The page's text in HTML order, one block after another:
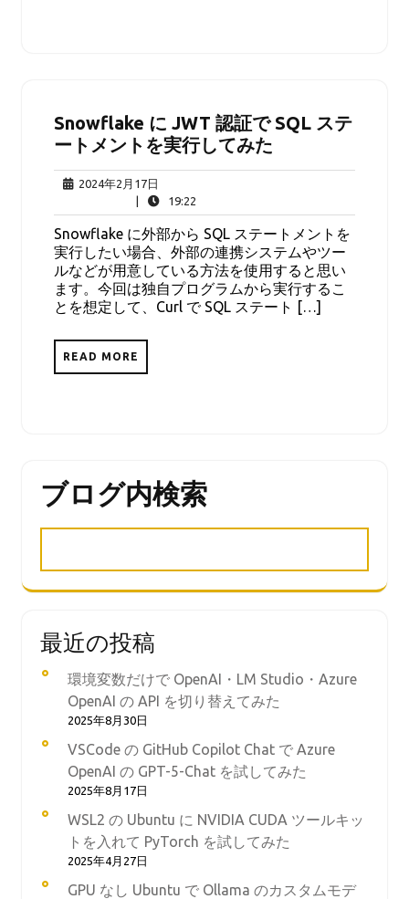
Snowflake に JWT 認証で SQL ステ
ートメントを実行してみた
2024年2月17日
年
2
月
日
19:22
Snowflake に外部から SQL ステートメントを
実行したい場合、外部の連携システムやツー
ルなどが用意している方法を使用すると思い
ます。今回は独自プログラムから実行するこ
とを想定して、Curl で SQL ステート […]
READ MORE
ブログ内検索
最近の投稿
環境変数だけで OpenAI・LM Studio・Azure
OpenAI の API を切り替えてみた
2025年8月30日
VSCode の GitHub Copilot Chat で Azure
OpenAI の GPT-5-Chat を試してみた
2025年8月17日
WSL2 の Ubuntu に NVIDIA CUDA ツールキッ
トを入れて PyTorch を試してみた
2025年4月27日
GPU なし Ubuntu で Ollama のカスタムモデ